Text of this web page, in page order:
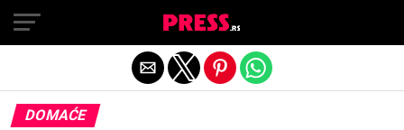
DOMAĆE
Exit mobile version